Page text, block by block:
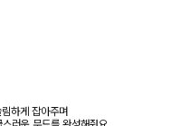
하게 잡아주며